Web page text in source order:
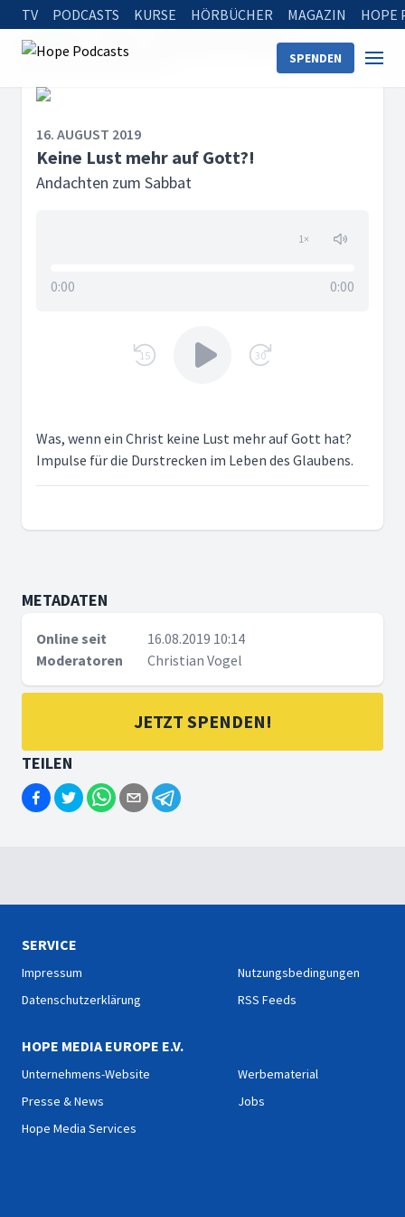
TV PODCASTS KURSE HÖRBÜCHER MAGAZIN HOPE
SPENDEN
Startseite
Andachten zum Sabbat
Keine Lust mehr auf Gott?!
16. AUGUST 2019
Keine Lust mehr auf Gott?!
Andachten zum Sabbat
1×
0:00 0:00
15 30
Was, wenn ein Christ keine Lust mehr auf Gott hat?
Impulse für die Durstrecken im Leben des Glaubens.
METADATEN
Online seit
16.08.2019 10:14
Moderatoren
Christian Vogel
JETZT SPENDEN!
TEILEN
SERVICE
Impressum
Datenschutzerklärung
Nutzungsbedingungen
RSS Feeds
HOPE MEDIA EUROPE E.V.
Unternehmens-Website
Presse & News
Hope Media Services
Werbematerial
Jobs